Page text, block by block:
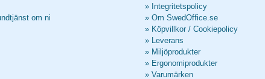
om ni
» Integritetspolicy
» Om SwedOffice.se
» Köpvillkor / Cookiepolicy
» Leverans
» Miljöprodukter
» Ergonomiprodukter
» Varumärken